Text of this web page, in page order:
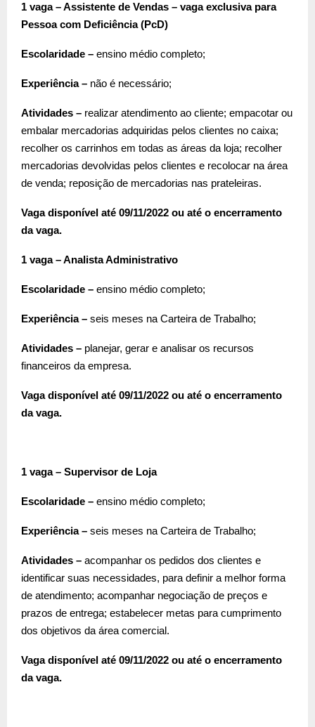
1 vaga – Assistente de Vendas – vaga exclusiva para
Pessoa com Deficiência (PcD)
Escolaridade – ensino médio completo;
Experiência – não é necessário;
Atividades – realizar atendimento ao cliente; empacotar ou
embalar mercadorias adquiridas pelos clientes no caixa;
recolher os carrinhos em todas as áreas da loja; recolher
mercadorias devolvidas pelos clientes e recolocar na área
de venda; reposição de mercadorias nas prateleiras.
Vaga disponível até 09/11/2022 ou até o encerramento
da vaga.
1 vaga – Analista Administrativo
Escolaridade – ensino médio completo;
Experiência – seis meses na Carteira de Trabalho;
Atividades – planejar, gerar e analisar os recursos
financeiros da empresa.
Vaga disponível até 09/11/2022 ou até o encerramento
da vaga.
1 vaga – Supervisor de Loja
Escolaridade – ensino médio completo;
Experiência – seis meses na Carteira de Trabalho;
Atividades – acompanhar os pedidos dos clientes e
identificar suas necessidades, para definir a melhor forma
de atendimento; acompanhar negociação de preços e
prazos de entrega; estabelecer metas para cumprimento
dos objetivos da área comercial.
Vaga disponível até 09/11/2022 ou até o encerramento
da vaga.